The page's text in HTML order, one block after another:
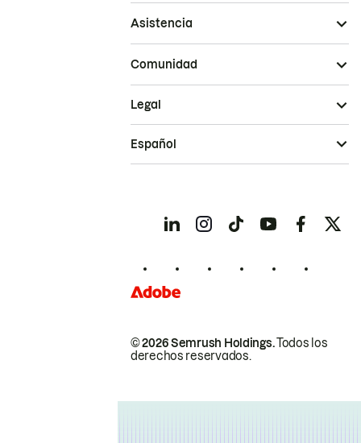
Asistencia
Comunidad
© 2026 Semrush Holdings.Todos los
derechos reservados.
Legal
Español